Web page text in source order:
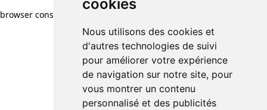
cookies
Nous utilisons des cookies et
d'autres technologies de suivi
pour améliorer votre expérience
de navigation sur notre site, pour
vous montrer un contenu
personnalisé et des publicités
browser console for more information)